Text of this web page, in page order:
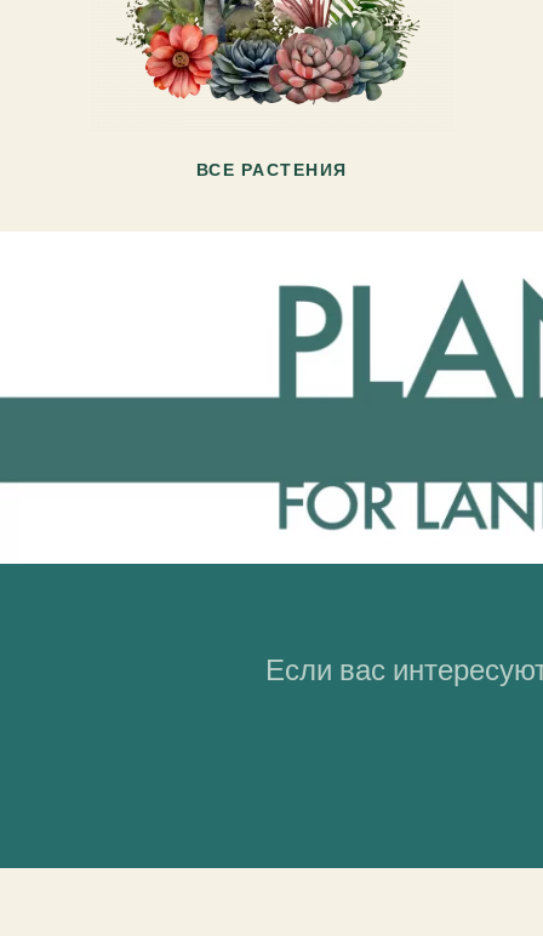
ВСЕ РАСТЕНИЯ
Если вас